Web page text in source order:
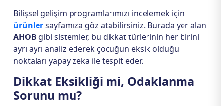
Bilişsel gelişim programlarımızı incelemek için
ürünlersayfamıza göz atabilirsiniz. Burada yer alan
AHOB gibi sistemler, bu dikkat türlerinin her birini
ayrı ayrı analiz ederek çocuğun eksik olduğu
noktaları yapay zeka ile tespit eder.
Dikkat Eksikliği mi, Odaklanma
Sorunu mu?